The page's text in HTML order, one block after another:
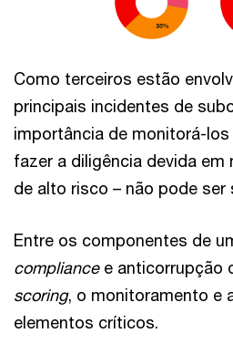
Como terceiros estão
principais incidentes de
importância de monitorá-
fazer a diligência devida
de alto risco – não pode ser
Entre os componentes de
compliancee anticorrupção
scoring, o monitoramento e
elementos críticos.